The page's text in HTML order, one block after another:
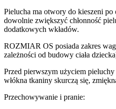
Pielucha ma otwory do kieszeni po
dowolnie zwiększyć chłonność
dodatkowych wkładów.
ROZMIAR OS posiada zakres
zależności od budowy ciała
Przed pierwszym użyciem
włókna tkaniny skurczą się,
Przechowywanie i pranie: